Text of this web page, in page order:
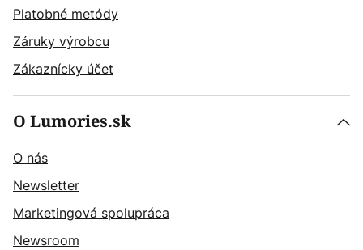
Platobné metódy
Záruky výrobcu
Zákaznícky účet
O Lumories.sk
O nás
Newsletter
Marketingová spolupráca
Newsroom